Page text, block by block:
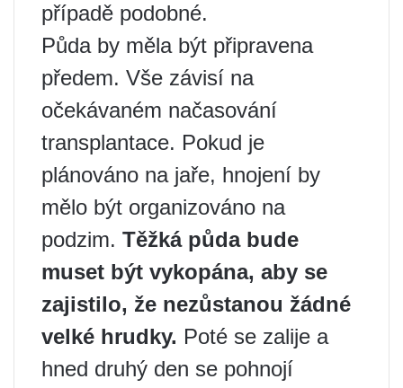
případě podobné.
Půda by měla být připravena
předem. Vše závisí na
očekávaném načasování
transplantace. Pokud je
plánováno na jaře, hnojení by
mělo být organizováno na
podzim. Těžká půda bude
muset být vykopána, aby se
zajistilo, že nezůstanou žádné
velké hrudky. Poté se zalije a
hned druhý den se pohnojí